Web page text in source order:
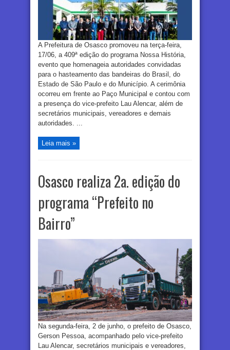
A Prefeitura de Osasco promoveu na terça-feira,
17/06, a 409ª edição do programa Nossa História,
evento que homenageia autoridades convidadas
para o hasteamento das bandeiras do Brasil, do
Estado de São Paulo e do Município. A cerimônia
ocorreu em frente ao Paço Municipal e contou com
a presença do vice-prefeito Lau Alencar, além de
secretários municipais, vereadores e demais
autoridades. ...
Leia mais »
Osasco realiza 2a. edição do
programa “Prefeito no
Bairro”
Na segunda-feira, 2 de junho, o prefeito de Osasco,
Gerson Pessoa, acompanhado pelo vice-prefeito
Lau Alencar, secretários municipais e vereadores,